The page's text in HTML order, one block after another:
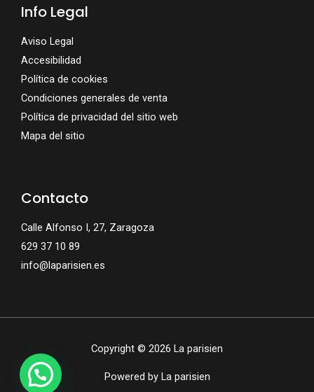
Info Legal
Aviso Legal
Accesibilidad
Política de cookies
Condiciones generales de venta
Política de privacidad del sitio web
Mapa del sitio
Contacto
Calle Alfonso I, 27, Zaragoza
629 37 10 89
info@laparisien.es
Copyright © 2026 La parisien
Powered by La parisien